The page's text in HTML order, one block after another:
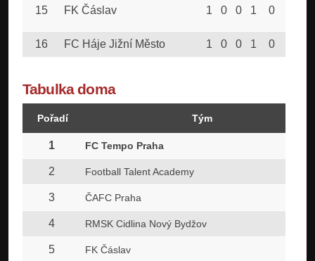
15 FK Čáslav 1 0 0 1 0
16 FC Háje Jižní Město 1 0 0 1 0
Tabulka doma
Pořadí Tým
1 FC Tempo Praha
2 Football Talent Academy
3 ČAFC Praha
4 RMSK Cidlina Nový Bydžov
5 FK Čáslav